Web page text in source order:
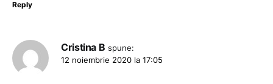
Reply
Cristina B spune:
12 noiembrie 2020 la 17:05